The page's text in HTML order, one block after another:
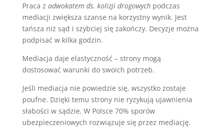
Praca z adwokatem ds. kolizji drogowychpodczas
mediacji zwiększa szanse na korzystny wynik. Jest
tańsza niż sąd i szybciej się zakończy. Decyzje można
podpisać w kilka godzin.
Mediacja daje elastyczność – strony mogą
dostosować warunki do swoich potrzeb.
Jeśli mediacja nie powiedzie się, wszystko zostaje
poufne. Dzięki temu strony nie ryzykują ujawnienia
słabości w sądzie. W Polsce 70% sporów
ubezpieczeniowych rozwiązuje się przez mediację.